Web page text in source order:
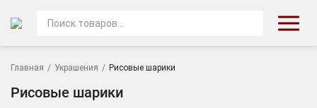
Главная / Украшения / Рисовые шарики
Рисовые шарики